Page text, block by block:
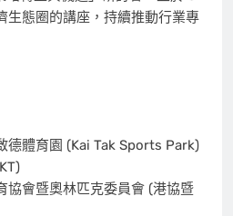
生態圈的講座，持續推動行業專
德體育園 (Kai Tak Sports Park)
協會暨奧林匹克委員會 (港協暨